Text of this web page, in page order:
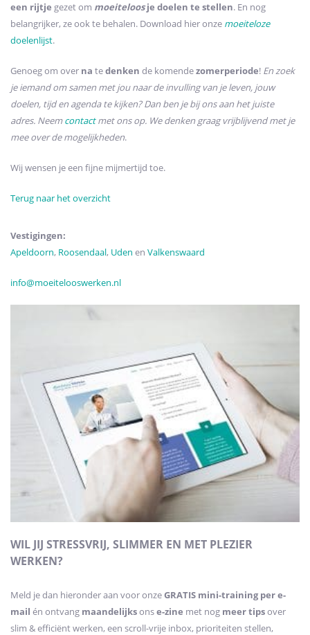
een rijtje gezet om moeiteloosje doelen te stellen. En nog
belangrijker, ze ook te behalen. Download hier onze moeiteloze
doelenlijst.
Genoeg om over na tedenken de komendezomerperiode! En zoek
je iemand om samen met jou naar de invulling van je leven, jouw
doelen, tijd en agenda te kijken? Dan ben je bij ons aan het juiste
adres. Neemcontactmet ons op. We denken graag vrijblijvend met je
mee over de mogelijkheden.
Wij wensen je een fijne mijmertijd toe.
Terug naar het overzicht
Vestigingen:
Apeldoorn, Roosendaal, Uden en Valkenswaard
info@moeitelooswerken.nl
WIL JIJ STRESSVRIJ, SLIMMER EN MET PLEZIER
WERKEN?
Meld je dan hieronder aan voor onzeGRATIS mini-training per e-
mail én ontvang maandelijksonse-zine met nog meer tipsover
slim & efficiënt werken, een scroll-vrije inbox, prioriteiten stellen,